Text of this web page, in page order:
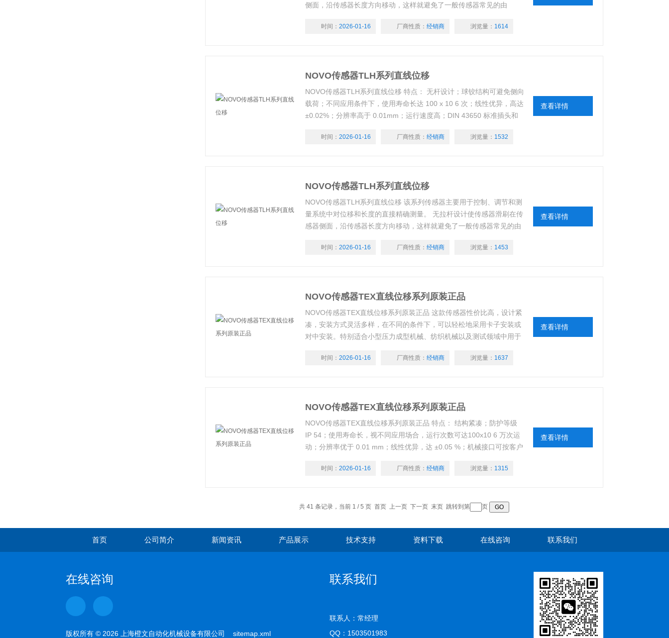
侧面，沿传感器长度方向移动，这样就避免了一般传感器常见的由
时间： 2026-01-16 厂商性质： 经销商 浏览量： 1614
NOVO传感器TLH系列直线位移
NOVO传感器TLH系列直线位移 特点： 无杆设计；球铰结构可避免侧向
载荷；不同应用条件下，使用寿命长达 100 x 10 6 次；线性优异，高达
±0.02%；分辨率高于 0.01mm；运行速度高；DIN 43650 标准插头和
时间： 2026-01-16 厂商性质： 经销商 浏览量： 1532
查看详情
NOVO传感器TLH系列直线位移
NOVO传感器TLH系列直线位移 该系列传感器主要用于控制、调节和测
量系统中对位移和长度的直接精确测量。 无拉杆设计使传感器滑刷在传
感器侧面，沿传感器长度方向移动，这样就避免了一般传感器常见的由
时间： 2026-01-16 厂商性质： 经销商 浏览量： 1453
查看详情
NOVO传感器TEX直线位移系列原装正品
NOVO传感器TEX直线位移系列原装正品 这款传感器性价比高，设计紧
凑，安装方式灵活多样，在不同的条件下，可以轻松地采用卡子安装或
对中安装。特别适合小型压力成型机械、纺织机械以及测试领域中用于
服侧向应力。 传感器电气连接可选择M8接头或径向/轴向电缆。
时间： 2026-01-16 厂商性质： 经销商 浏览量： 1637
查看详情
NOVO传感器TEX直线位移系列原装正品
NOVO传感器TEX直线位移系列原装正品 特点： 结构紧凑；防护等级
IP 54；使用寿命长，视不同应用场合，运行次数可达100x10 6 万次运
动；分辨率优于 0.01 mm；线性优异，达 ±0.05 %；机械接口可按客户
TX2 产品资料
时间： 2026-01-16 厂商性质： 经销商 浏览量： 1315
查看详情
共 41 条记录，当前 1 / 5 页 首页 上一页 下一页 末页 跳转到第 页
首页 公司简介 新闻资讯 产品展示 技术支持 资料下载 在线咨询 联系我们
在线咨询
版权所有 © 2026 上海橙文自动化机械设备有限公司 sitemap.xml
联系我们
联系人：常经理
QQ： 1503501983